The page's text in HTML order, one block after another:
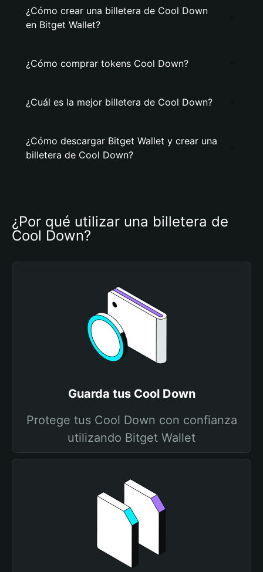
¿Cómo crear una billetera de Cool Down
en Bitget Wallet?
¿Cómo comprar tokens Cool Down?
¿Cuál es la mejor billetera de Cool Down?
¿Cómo descargar Bitget Wallet y crear una
billetera de Cool Down?
¿Por qué utilizar una billetera de
Cool Down?
Guarda tus Cool Down
Protege tus Cool Down con confianza
utilizando Bitget Wallet